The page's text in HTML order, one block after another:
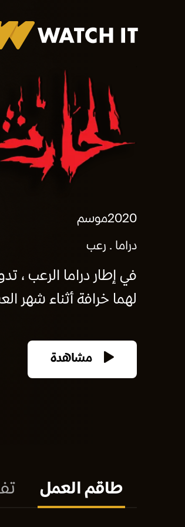
2020موسم
دراما
رعب
في إطار دراما الرعب ،
لهما خرافة أثناء شهر
مشاهدة
طاقم العمل